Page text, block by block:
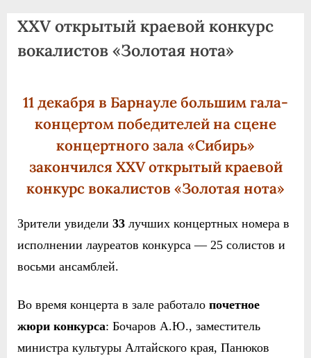
тел./
факс:
63
59
XXV открытый краевой конкурс
вокалистов «Золотая нота»
11 декабря в Барнауле большим гала-
концертом победителей на сцене
концертного зала «Сибирь»
закончился XXV открытый краевой
конкурс вокалистов «Золотая нота»
Зрители увидели 33 лучших концертных номера в
исполнении лауреатов конкурса — 25 солистов и
восьми ансамблей.
Во время концерта в зале работало почетное
жюри конкурса: Бочаров А.Ю., заместитель
министра культуры Алтайского края, Панюков